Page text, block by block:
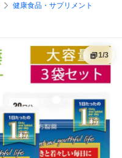
健康食品・サプリメント
1/3